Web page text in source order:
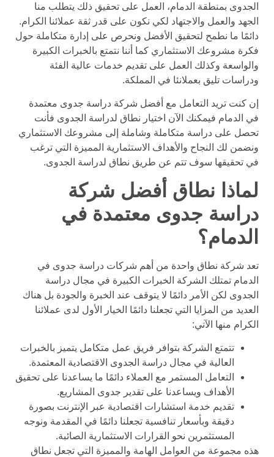
الجدوى بمنطقة الدمام، العمل على تحقيق ذلك يتطلب منا
الجهد والعمل والاجتهاد لكي نكون على قدر ثقة عملائنا الكرام.
دائمًا ما نطمح لتحقيق الأفضل ونحرص على إدارة متكاملة حول
فكرة مشروعك الاستثماري كما أننا نتمتع بالخبرات الكبيرة
والواسعة وكذلك العمل على تقديم خدمات عالية الفئة
ودراسات تليق بعملانئا في المملكة.
إن كنت تريد التعامل مع أفضل شركة دراسة جدوى معتمدة
في الدمام فيمكنك الآن اختيار نطاق لدراسة الجدوى فأنت
تحصل على دراسة متكاملة وشاملة إلى مشروعك الاستثماري
ونضمن لك النجاح والأهداف الاستثمارية المميزة التي ترغب
في تحقيقها سوف تتم عن طريق نطاق لدراسة الجدوى.
لماذا نطاق أفضل شركة
دراسة جدوى معتمدة في
الدمام؟
تعد شركة نطاق واحدة من أهم شركات دراسة جدوى في
الدمام تمتلك الشركة الخبرات الكبيرة في مجال دراسة
الجدوى لكن الأمر دائمًا لا يتوقف عند الخبرة والجودة بل هناك
العديد من المزايا التي تجعلنا دائمًا الخيار الأول لدى عملائنا
الكرام منها الآتي:
تتمتع الشركة بتوافر فريق عمل متكامل يتميز بالخبرات
العالية في مجال دراسة الجدوى الاقتصادية المعتمدة.
التعامل المستمر مع العملاء دائمًا ما يساعدنا على تحقيق
الأهداف ويساعدنا على تقدير جدوى المشاريع.
تقديم خدمة استشارات اقتصادية عبر الإنترنت بصورة
دقيقة وبأسعار تنافسية تجعلنا دائمًا في المقدمة ونوجه
المستثمرين نحو القرارات الاستثمارية الصائبة.
هذه مجموعة من العوامل الهامة والمميزة التي تجعل نطاق